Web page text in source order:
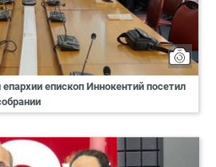
епископ Иннокентий посетил